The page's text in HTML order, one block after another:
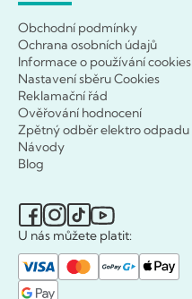
Obchodní podmínky
Ochrana osobních údajů
Informace o používání cookies
Nastavení sběru Cookies
Reklamační řád
Ověřování hodnocení
Zpětný odběr elektro odpadu
Návody
Blog
U nás můžete platit: